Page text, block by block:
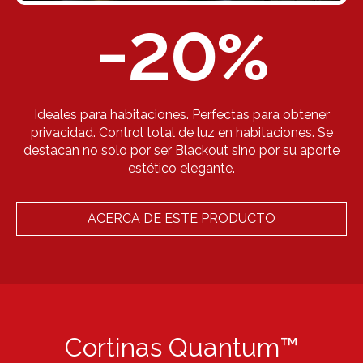
-20%
Ideales para habitaciones. Perfectas para obtener
privacidad. Control total de luz en habitaciones. Se
destacan no solo por ser Blackout sino por su aporte
estético elegante.
ACERCA DE ESTE PRODUCTO
Cortinas Quantum™